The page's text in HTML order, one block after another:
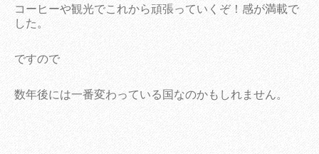
コーヒーや観光でこれから頑張っていくぞ！感が満載で
した。
ですので
数年後には一番変わっている国なのかもしれません。